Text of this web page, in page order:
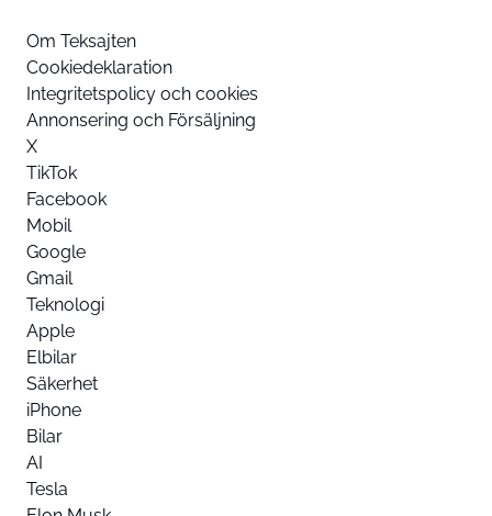
Om Teksajten
Cookiedeklaration
Integritetspolicy och cookies
Annonsering och Försäljning
X
TikTok
Facebook
Mobil
Google
Gmail
Teknologi
Apple
Elbilar
Säkerhet
iPhone
Bilar
AI
Tesla